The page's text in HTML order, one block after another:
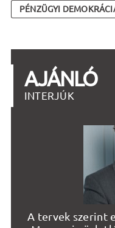
PÉNZÜGYI
AJÁNLÓ
INTERJÚK
A tervek szerint